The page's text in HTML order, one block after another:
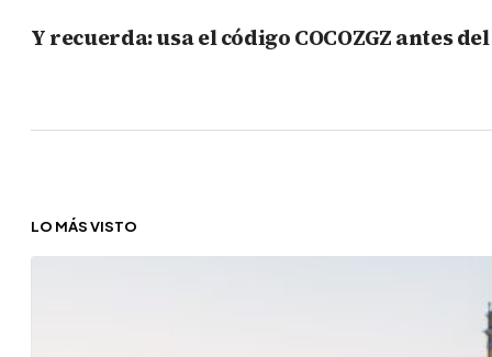
Y recuerda: usa el código COCOZGZ antes
LO MÁS VISTO